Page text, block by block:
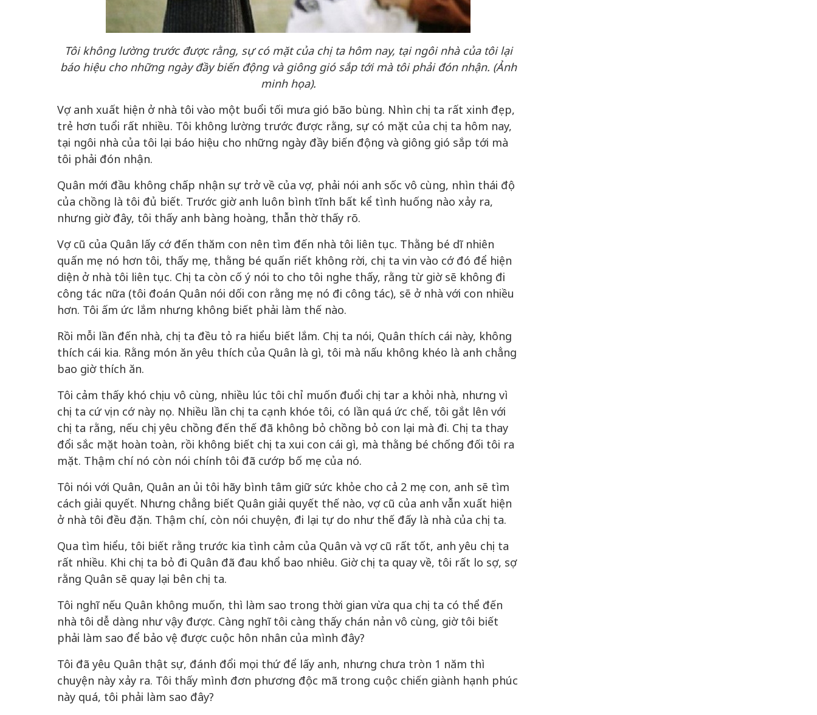
Tôi không lường trước được rằng, sự có mặt của chị ta hôm nay, tại ngôi nhà của tôi lại
báo hiệu cho những ngày đầy biến động và giông gió sắp tới mà tôi phải đón nhận. (Ảnh
minh họa).
Vợ anh xuất hiện ở nhà tôi vào một buổi tối mưa gió bão bùng. Nhìn chị ta rất xinh đẹp,
trẻ hơn tuổi rất nhiều. Tôi không lường trước được rằng, sự có mặt của chị ta hôm nay,
tại ngôi nhà của tôi lại báo hiệu cho những ngày đầy biến động và giông gió sắp tới mà
tôi phải đón nhận.
Quân mới đầu không chấp nhận sự trở về của vợ, phải nói anh sốc vô cùng, nhìn thái độ
của chồng là tôi đủ biết. Trước giờ anh luôn bình tĩnh bất kể tình huống nào xảy ra,
nhưng giờ đây, tôi thấy anh bàng hoàng, thẫn thờ thấy rõ.
Vợ cũ của Quân lấy cớ đến thăm con nên tìm đến nhà tôi liên tục. Thằng bé dĩ nhiên
quấn mẹ nó hơn tôi, thấy mẹ, thằng bé quấn riết không rời, chị ta vin vào cớ đó để hiện
diện ở nhà tôi liên tục. Chị ta còn cố ý nói to cho tôi nghe thấy, rằng từ giờ sẽ không đi
công tác nữa (tôi đoán Quân nói dối con rằng mẹ nó đi công tác), sẽ ở nhà với con nhiều
hơn. Tôi ấm ức lắm nhưng không biết phải làm thế nào.
Rồi mỗi lần đến nhà, chị ta đều tỏ ra hiểu biết lắm. Chị ta nói, Quân thích cái này, không
thích cái kia. Rằng món ăn yêu thích của Quân là gì, tôi mà nấu không khéo là anh chẳng
bao giờ thích ăn.
Tôi cảm thấy khó chịu vô cùng, nhiều lúc tôi chỉ muốn đuổi chị tar a khỏi nhà, nhưng vì
chị ta cứ vịn cớ này nọ. Nhiều lần chị ta cạnh khóe tôi, có lần quá ức chế, tôi gắt lên với
chị ta rằng, nếu chị yêu chồng đến thế đã không bỏ chồng bỏ con lại mà đi. Chị ta thay
đổi sắc mặt hoàn toàn, rồi không biết chị ta xui con cái gì, mà thằng bé chống đối tôi ra
mặt. Thậm chí nó còn nói chính tôi đã cướp bố mẹ của nó.
Tôi nói với Quân, Quân an ủi tôi hãy bình tâm giữ sức khỏe cho cả 2 mẹ con, anh sẽ tìm
cách giải quyết. Nhưng chẳng biết Quân giải quyết thế nào, vợ cũ của anh vẫn xuất hiện
ở nhà tôi đều đặn. Thậm chí, còn nói chuyện, đi lại tự do như thế đấy là nhà của chị ta.
Qua tìm hiểu, tôi biết rằng trước kia tình cảm của Quân và vợ cũ rất tốt, anh yêu chị ta
rất nhiều. Khi chị ta bỏ đi Quân đã đau khổ bao nhiêu. Giờ chị ta quay về, tôi rất lo sợ, sợ
rằng Quân sẽ quay lại bên chị ta.
Tôi nghĩ nếu Quân không muốn, thì làm sao trong thời gian vừa qua chị ta có thể đến
nhà tôi dễ dàng như vậy được. Càng nghĩ tôi càng thấy chán nản vô cùng, giờ tôi biết
phải làm sao để bảo vệ được cuộc hôn nhân của mình đây?
Tôi đã yêu Quân thật sự, đánh đổi mọi thứ để lấy anh, nhưng chưa tròn 1 năm thì
chuyện này xảy ra. Tôi thấy mình đơn phương độc mã trong cuộc chiến giành hạnh phúc
này quá, tôi phải làm sao đây?